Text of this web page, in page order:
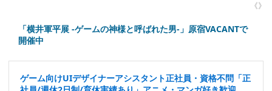
《》
「横井軍平展 -ゲームの神様と呼ばれた男-」原宿VACANTで
開催中
ゲーム向けUIデザイナーアシスタント正社員・資格不問「正